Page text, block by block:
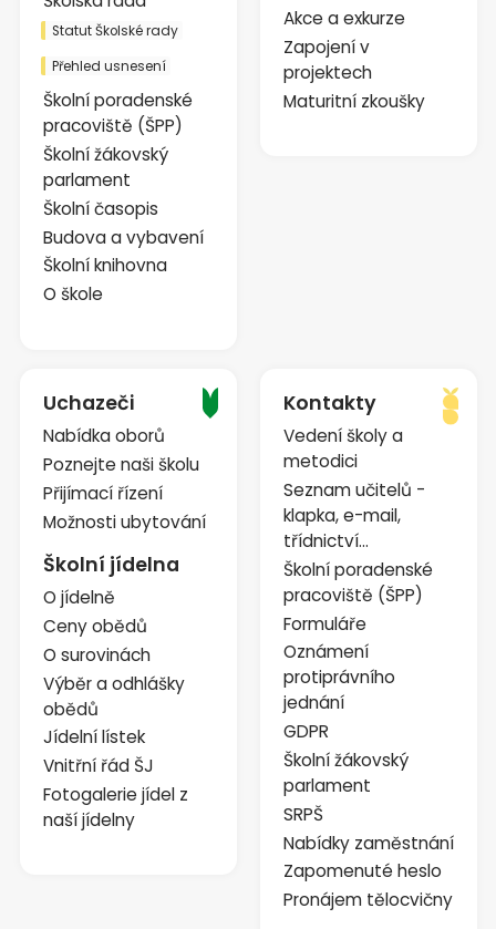
Statut Školské rady
Přehled usnesení
Školní poradenské
pracoviště (ŠPP)
Školní žákovský
parlament
Školní časopis
Budova a vybavení
Školní knihovna
O škole
Akce a exkurze
Zapojení v
projektech
Maturitní zkoušky
Uchazeči
Nabídka oborů
Poznejte naši školu
Přijímací řízení
Možnosti ubytování
Školní jídelna
O jídelně
Ceny obědů
O surovinách
Výběr a odhlášky
obědů
Jídelní lístek
Vnitřní řád ŠJ
Fotogalerie jídel z
naší jídelny
Kontakty
Vedení školy a
metodici
Seznam učitelů -
klapka, e-mail,
třídnictví...
Školní poradenské
pracoviště (ŠPP)
Formuláře
Oznámení
protiprávního
jednání
GDPR
Školní žákovský
parlament
SRPŠ
Nabídky zaměstnání
Zapomenuté heslo
Pronájem tělocvičny